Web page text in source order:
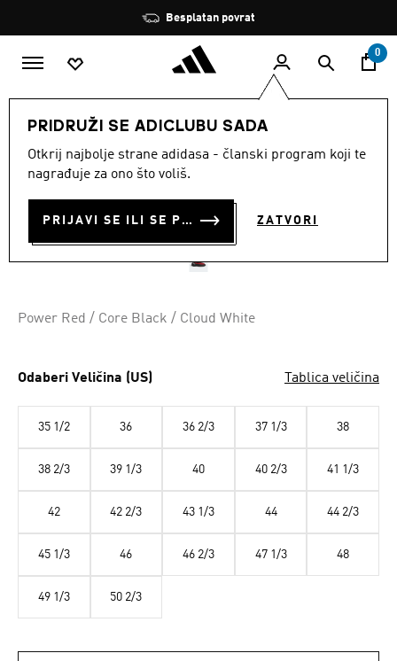
Zaustavi
rotaciju
Besplatan povrat
0
PRIDRUŽI SE ADICLUBU SADA
Otkrij najbolje strane adidasa - članski program koji te
nagrađuje za ono što voliš.
PRIJAVI SE ILI SE PRIDRUŽI SADA ZATVORI
PENJAČICE FIVE TEN NIAD
MOCCASYM
Power Red / Core Black / Cloud White
Odaberi Veličina (US) Tablica veličina
35 1/2 36 36 2/3 37 1/3 38
38 2/3 39 1/3 40 40 2/3 41 1/3
42 42 2/3 43 1/3 44 44 2/3
45 1/3 46 46 2/3 47 1/3 48
49 1/3 50 2/3